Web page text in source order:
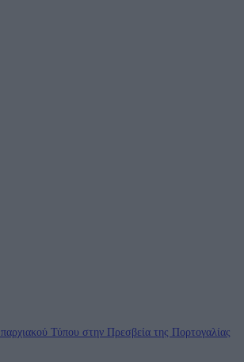
Τύπου στην Πρεσβεία της Πορτογαλίας